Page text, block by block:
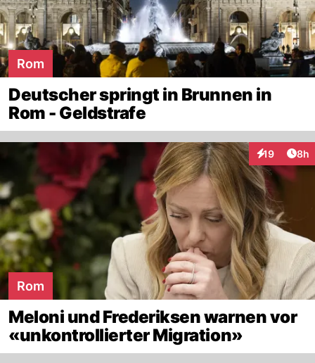
Rom
Deutscher springt in Brunnen in
Rom - Geldstrafe
19
Interaktionen
8h
Rom
Meloni und Frederiksen warnen vor
«unkontrollierter Migration»